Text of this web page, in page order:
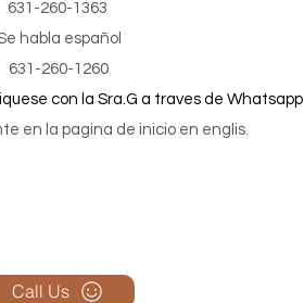
631-260-1363
habla español
631-260-1260
con la Sra.G a traves de Whatsapp
en la pagina de inicio en englis.
Call Us